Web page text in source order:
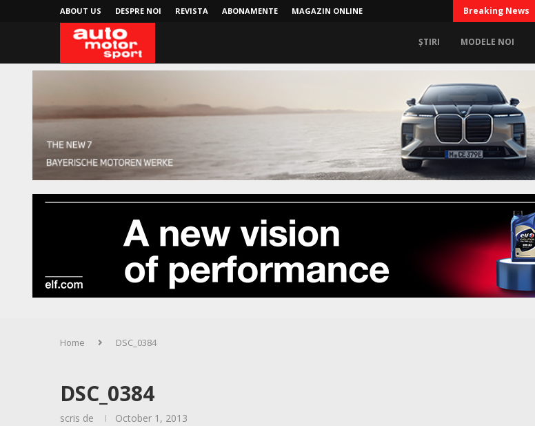
ABOUT US DESPRE NOI REVISTA ABONAMENTE MAGAZIN ONLINE Breaking News
ȘTIRI MODELE NOI
Home DSC_0384
DSC_0384
scris de October 1, 2013